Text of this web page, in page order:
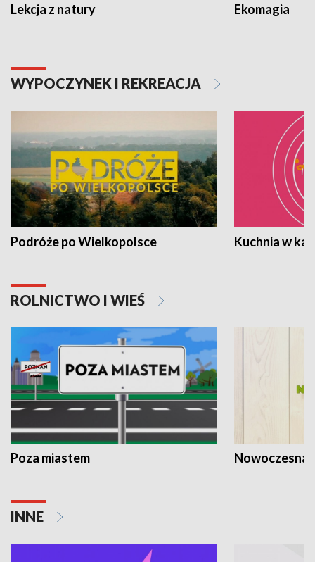
Lekcja z natury Ekomagia
WYPOCZYNEK I REKREACJA
Podróże po Wielkopolsce Kuchnia w
ROLNICTWO I WIEŚ
Poza miastem Nowoczesna
INNE